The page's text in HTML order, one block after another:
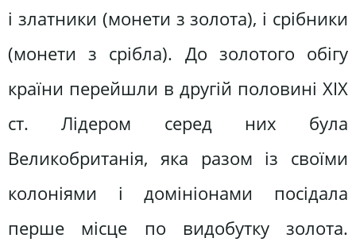
і златники (монети з золота), і срібники
(монети з срібла). До золотого обігу
країни перейшли в другій половині XIX
ст. Лідером серед них була
Великобританія, яка разом із своїми
колоніями і домініонами посідала
перше місце по видобутку золота.